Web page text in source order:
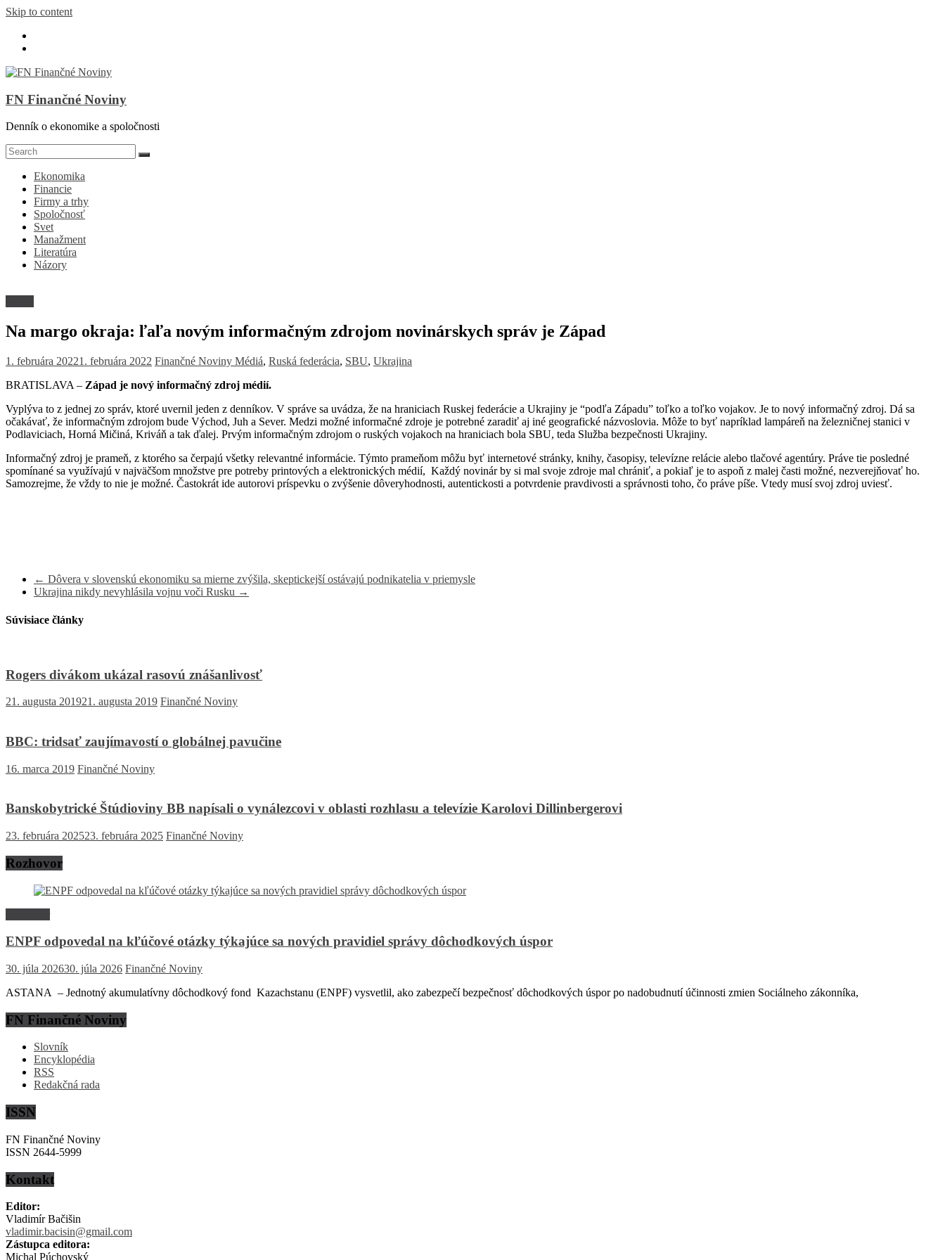
Skip to content
FN Finančné Noviny
Denník o ekonomike a spoločnosti
Ekonomika
Financie
Firmy a trhy
Spoločnosť
Svet
Manažment
Literatúra
Názory
Na margo okraja: ľaľa novým informačným zdrojom novinárskych správ je Západ
1. februára 20221. februára 2022 Finančné Noviny Médiá, Ruská federácia, SBU, Ukrajina
BRATISLAVA – Západ je nový informačný zdroj médií.
Vyplýva to z jednej zo správ, ktoré uvernil jeden z denníkov. V správe sa uvádza, že na hraniciach Ruskej federácie a Ukrajiny je “podľa Západu” toľko a toľko vojakov. Je to nový informačný zdroj. Dá sa
očakávať, že informačným zdrojom bude Východ, Juh a Sever. Medzi možné informačné zdroje je potrebné zaradiť aj iné geografické názvoslovia. Môže to byť napríklad lampáreň na železničnej stanici v
Podlaviciach, Horná Mičiná, Kriváň a tak ďalej. Prvým informačným zdrojom o ruských vojakoch na hraniciach bola SBU, teda Služba bezpečnosti Ukrajiny.
Informačný zdroj je prameň, z ktorého sa čerpajú všetky relevantné informácie. Týmto prameňom môžu byť internetové stránky, knihy, časopisy, televízne relácie alebo tlačové agentúry. Práve tie posledné
spomínané sa využívajú v najväčšom množstve pre potreby printových a elektronických médií, Každý novinár by si mal svoje zdroje mal chrániť, a pokiaľ je to aspoň z malej časti možné, nezverejňovať ho.
Samozrejme, že vždy to nie je možné. Častokrát ide autorovi príspevku o zvýšenie dôveryhodnosti, autentickosti a potvrdenie pravdivosti a správnosti toho, čo práve píše. Vtedy musí svoj zdroj uviesť.
← Dôvera v slovenskú ekonomiku sa mierne zvýšila, skeptickejší ostávajú podnikatelia v priemysle
Ukrajina nikdy nevyhlásila vojnu voči Rusku →
Súvisiace články
Rogers divákom ukázal rasovú znášanlivosť
21. augusta 201921. augusta 2019 Finančné Noviny
BBC: tridsať zaujímavostí o globálnej pavučine
16. marca 2019 Finančné Noviny
Banskobytrické Štúdioviny BB napísali o vynálezcovi v oblasti rozhlasu a televízie Karolovi Dillinbergerovi
23. februára 202523. februára 2025 Finančné Noviny
Rozhovor
ENPF odpovedal na kľúčové otázky týkajúce sa nových pravidiel správy dôchodkových úspor
30. júla 202630. júla 2026 Finančné Noviny
ASTANA – Jednotný akumulatívny dôchodkový fond Kazachstanu (ENPF) vysvetlil, ako zabezpečí bezpečnosť dôchodkových úspor po nadobudnutí účinnosti zmien Sociálneho zákonníka,
FN Finančné Noviny
Slovník
Encyklopédia
RSS
Redakčná rada
ISSN
FN Finančné Noviny
ISSN 2644-5999
Kontakt
Editor:
Vladimír Bačišin
vladimir.bacisin@gmail.com
Zástupca editora:
Michal Púchovský